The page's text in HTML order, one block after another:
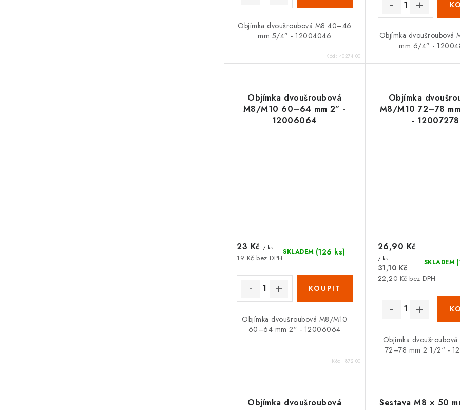
Objímka dvoušroubová M8 40–46
mm 5/4” - 12004046
Kód: 40274.00
Objímka dvoušroubová
mm 6/4” -
Objímka dvoušroubová
M8/M10 60–64 mm 2” -
12006064
SKLADEM (126 ks)
19 Kč bez DPH
23 Kč / ks
Objímka dvoušroubová M8/M10
60–64 mm 2” - 12006064
Kód: 872.00
Objímka
M8/M10 72–78
- 12007278
SKLADEM
22,20 Kč bez DPH
26,90 Kč
/ ks
31,10 Kč
Objímka
72–78 mm 2 1/2“ -
Objímka dvoušroubová
Sestava M8 × 50